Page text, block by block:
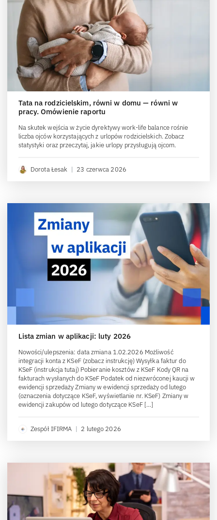
Tata na rodzicielskim, równi w domu — równi w
pracy. Omówienie raportu
Na skutek wejścia w życie dyrektywy work-life balance rośnie
liczba ojców korzystających z urlopów rodzicielskich. Zobacz
statystyki oraz przeczytaj, jakie urlopy przysługują ojcom.
Dorota Łesak | 23 czerwca 2026
Lista zmian w aplikacji: luty 2026
Nowości/ulepszenia: data zmiana 1.02.2026 Możliwość
integracji konta z KSeF (zobacz instrukcję) Wysyłka faktur do
KSeF (instrukcja tutaj) Pobieranie kosztów z KSeF Kody QR na
fakturach wysłanych do KSeF Podatek od niezwróconej kaucji w
ewidencji sprzedaży Zmiany w ewidencji sprzedaży od lutego
(oznaczenia dotyczące KSeF, wyświetlanie nr. KSeF) Zmiany w
ewidencji zakupów od lutego dotyczące KSeF […]
Zespół IFIRMA | 2 lutego 2026